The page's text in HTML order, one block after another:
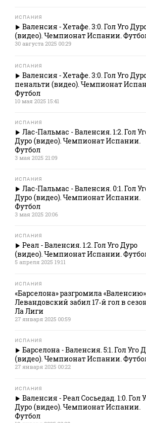
ИСПАНИЯ
Валенсия - Хетафе. 3:0. Гол Уго
(видео). Чемпионат Испании.
30 августа 2025 00:29
ИСПАНИЯ
Валенсия - Хетафе. 3:0. Гол Уго
пенальти (видео). Чемпионат
Футбол
10 мая 2025 15:41
ИСПАНИЯ
Лас-Пальмас - Валенсия. 1:2. Гол
Дуро (видео). Чемпионат Испании.
Футбол
3 мая 2025 21:09
ИСПАНИЯ
Лас-Пальмас - Валенсия. 0:1. Гол
Дуро (видео). Чемпионат Испании.
Футбол
3 мая 2025 20:06
ИСПАНИЯ
Реал - Валенсия. 1:2. Гол Уго Дуро
(видео). Чемпионат Испании.
5 апреля 2025 19:11
ИСПАНИЯ
«Барселона» разгромила
Левандовский забил 17‑й гол в
Ла Лиги
27 января 2025 00:59
ИСПАНИЯ
Барселона - Валенсия. 5:1. Гол Уго
(видео). Чемпионат Испании.
27 января 2025 00:22
ИСПАНИЯ
Валенсия - Реал Сосьедад. 1:0. Гол
Дуро (видео). Чемпионат Испании.
Футбол